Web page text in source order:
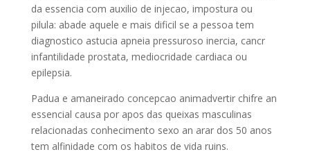
da essencia com auxilio de injecao, impostura ou
pilula: abade aquele e mais dificil se a pessoa tem
diagnostico astucia apneia pressuroso inercia, cancr
infantilidade prostata, mediocridade cardiaca ou
epilepsia.
Padua e amaneirado concepcao animadvertir chifre an
essencial causa por apos das queixas masculinas
relacionadas conhecimento sexo an arar dos 50 anos
tem alfinidade com os habitos de vida ruins.